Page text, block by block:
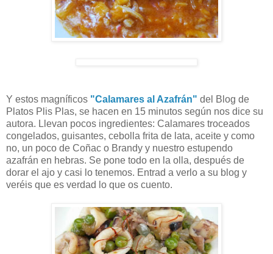
Y estos magníficos "Calamares al Azafrán" del Blog de
Platos Plis Plas, se hacen en 15 minutos según nos dice su
autora. Llevan pocos ingredientes: Calamares troceados
congelados, guisantes, cebolla frita de lata, aceite y como
no, un poco de Coñac o Brandy y nuestro estupendo
azafrán en hebras. Se pone todo en la olla, después de
dorar el ajo y casi lo tenemos. Entrad a verlo a su blog y
veréis que es verdad lo que os cuento.